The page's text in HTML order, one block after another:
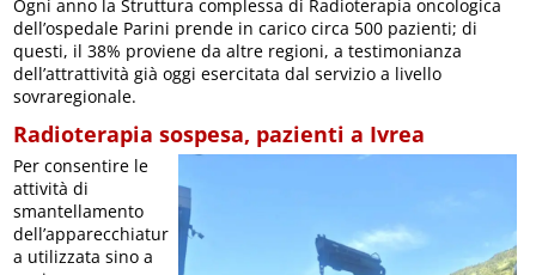
Ogni anno la Struttura complessa di Radioterapia oncologica
dell’ospedale Parini prende in carico circa 500 pazienti; di
questi, il 38% proviene da altre regioni, a testimonianza
dell’attrattività già oggi esercitata dal servizio a livello
sovraregionale.
Radioterapia sospesa, pazienti a Ivrea
Per consentire le
attività di
smantellamento
dell’apparecchiatur
a utilizzata sino a